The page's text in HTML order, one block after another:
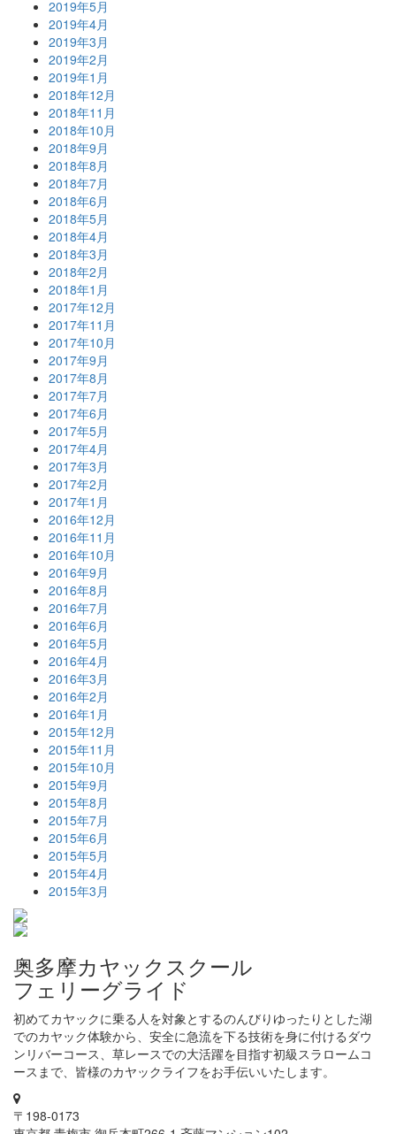
2019年5月
2019年4月
2019年3月
2019年2月
2019年1月
2018年12月
2018年11月
2018年10月
2018年9月
2018年8月
2018年7月
2018年6月
2018年5月
2018年4月
2018年3月
2018年2月
2018年1月
2017年12月
2017年11月
2017年10月
2017年9月
2017年8月
2017年7月
2017年6月
2017年5月
2017年4月
2017年3月
2017年2月
2017年1月
2016年12月
2016年11月
2016年10月
2016年9月
2016年8月
2016年7月
2016年6月
2016年5月
2016年4月
2016年3月
2016年2月
2016年1月
2015年12月
2015年11月
2015年10月
2015年9月
2015年8月
2015年7月
2015年6月
2015年5月
2015年4月
2015年3月
奥多摩カヤックスクール
フェリーグライド
初めてカヤックに乗る人を対象とするのんびりゆったりとした湖
でのカヤック体験から、安全に急流を下る技術を身に付けるダウ
ンリバーコース、草レースでの大活躍を目指す初級スラロームコ
ースまで、皆様のカヤックライフをお手伝いいたします。
〒198-0173